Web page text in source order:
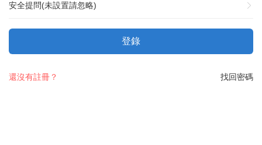
安全提問(未設置請忽略)
登錄
找回密碼
還沒有註冊？